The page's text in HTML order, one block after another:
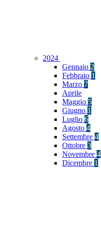
2024
Gennaio 2
Febbraio 1
Marzo 7
Aprile
Maggio 5
Giugno 1
Luglio 6
Agosto 4
Settembre 4
Ottobre 3
Novembre 4
Dicembre 1